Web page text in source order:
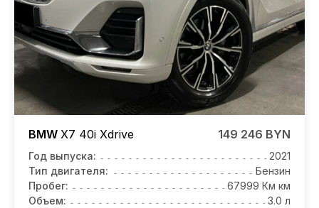
BMW X7 40i Xdrive 149 246 BYN
Год выпуска:
2021
Тип двигателя:
Бензин
Пробег:
67999 Км км
Объем:
3.0 л